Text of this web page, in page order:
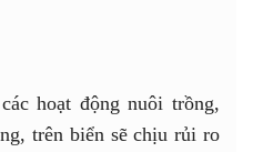
hoạt động nuôi trồng,
trên biển sẽ chịu rủi ro